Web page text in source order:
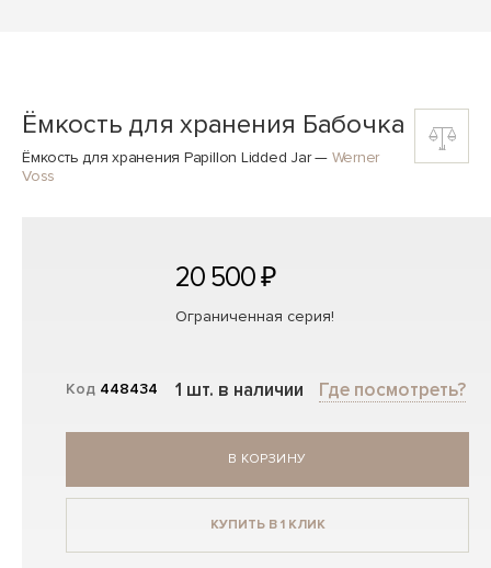
Ёмкость для хранения Бабочка
Ёмкость для хранения Papillon Lidded Jar— Werner
Voss
Код 448434
20 500 ₽
Ограниченная серия!
1 шт. в наличии Где посмотреть?
В КОРЗИНУ
КУПИТЬ В 1 КЛИК